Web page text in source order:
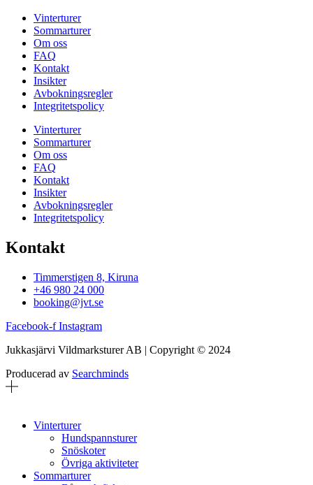
Vinterturer
Sommarturer
Om oss
FAQ
Kontakt
Insikter
Avbokningsregler
Integritetspolicy
Vinterturer
Sommarturer
Om oss
FAQ
Kontakt
Insikter
Avbokningsregler
Integritetspolicy
Kontakt
Timmerstigen 8, Kiruna
+46 980 24 000
booking@jvt.se
Facebook-f Instagram
Jukkasjärvi Vildmarksturer AB | Copyright © 2024
Producerad av Searchminds
Vinterturer
Hundspannsturer
Snöskoter
Övriga aktiviteter
Sommarturer